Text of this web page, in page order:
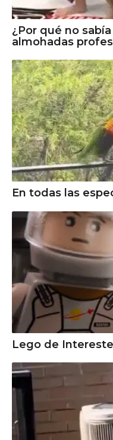
¿Por qué no
almohadas
En todas las
Lego de